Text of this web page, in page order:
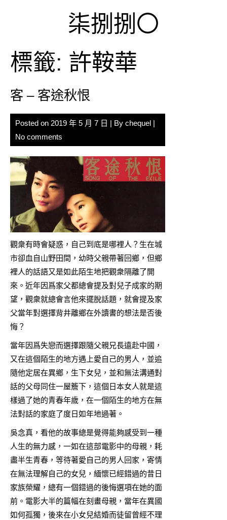
柒捌捌〇
標籤: 許鞍華
客 – 客途秋恨
Posted on 2019 年 5 月 7 日 | By chequel |
No comments
觀衆有時會疑惑，自己到底是哪裡人？生在城
市卻血自山野田間，幼時父親帶著回鄉，但鄉
裡人的話語又是如此陌生地把觀衆隔離了開
來。近年因爲家父都總會提及對兒子成家的期
望，觀衆就總會言他來擺脫話題，就會提及家
父當年對選擇背井離鄉在外讀書的想法是否後
悔？
當年因爲失戀而選擇跟隨父親兄長遠赴中國，
又在這個陌生的地方遇上愛自己的男人，並追
隨他定居在異鄉，生下女兒，並和無法溝通對
話的父母同住一屋簷下，這個日本女人就是這
樣過了她的青春年歲，在一個陌生的地方在無
法對話的家庭了度日如年地過著。
吳念真，看他的故事總是覺得能夠感受到一種
人生的無力感，一如在這部電影中的母親，耗
盡半生青春，等待著愛自己的男人回家，寄情
在無法理解自己的女兒，緬懷已經錯過的昔日
家族榮耀，總有一個錯過的後悔選項在她的面
前。電影大半的篇幅在刻畫母親，當年在異國
如何孤獨，後來在小女兒結婚而徒留曾經不理